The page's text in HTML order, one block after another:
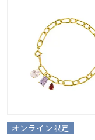
ファッションテイス
着用シーン
オンライン限定